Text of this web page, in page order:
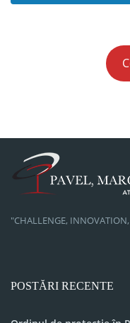
"CHALLENGE,
POSTĂRI RECENTE